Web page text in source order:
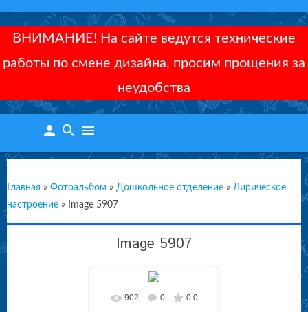
ВНИМАНИЕ! На сайте ведутся технические
работы по смене дизайна, просим прощения за
неудобства
person search menu
Главная » Фотоальбом » Дошкольное отделение » Лирическое
настроение » Image 5907
Image 5907
902 0 0.0